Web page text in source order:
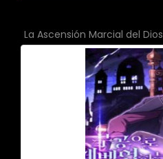
La Ascensión Marcial del